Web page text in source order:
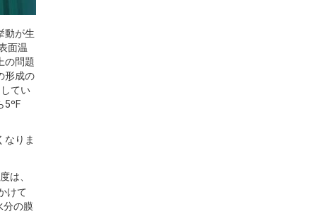
動が生
面温
の問題
形成の
てい
5ºF
なりま
は、
けて
分の膜